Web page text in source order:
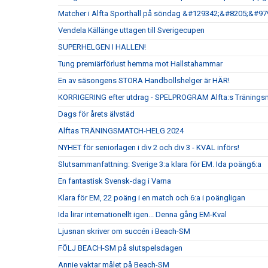
Matcher i Alfta Sporthall på söndag
Vendela Källänge uttagen till Sverigecupen
SUPERHELGEN I HALLEN!
Tung premiärförlust hemma mot Hallstahammar
En av säsongens STORA Handbollshelger är HÄR!
KORRIGERING efter utdrag - SPELPROGRAM Alfta:s
Dags för årets älvstäd
Alftas TRÄNINGSMATCH-HELG 2024
NYHET för seniorlagen i div 2 och div 3 - KVAL införs!
Slutsammanfattning: Sverige 3:a klara för EM. Ida poäng6:a
En fantastisk Svensk-dag i Varna
Klara för EM, 22 poäng i en match och 6:a i poängligan
Ida lirar internationellt igen... Denna gång EM-Kval
Ljusnan skriver om succén i Beach-SM
FÖLJ BEACH-SM på slutspelsdagen
Annie vaktar målet på Beach-SM